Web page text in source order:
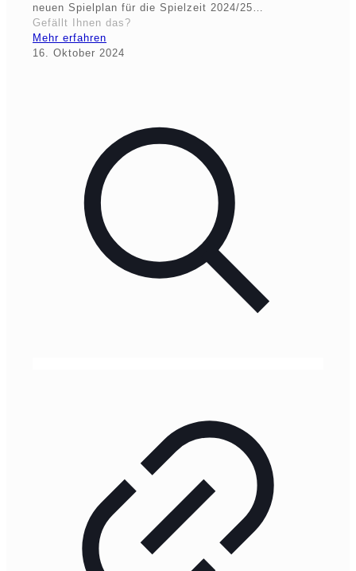
neuen Spielplan für die Spielzeit 2024/25…
Gefällt Ihnen das?
Mehr erfahren
16. Oktober 2024